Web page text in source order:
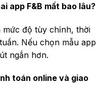
app F&B mất bao lâu?
mức độ tùy chỉnh, thời
Nếu chọn mẫu app
ngắn hơn.
toán online và giao